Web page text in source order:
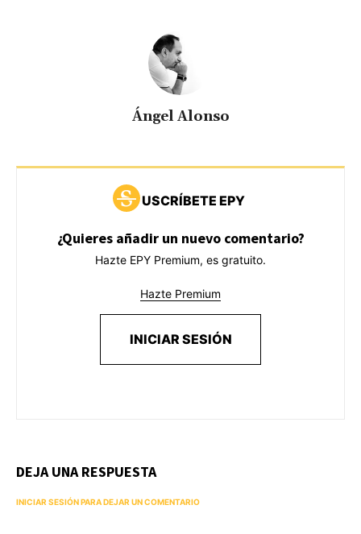
Ángel Alonso
USCRÍBETE EPY
¿Quieres añadir un nuevo comentario?
Hazte EPY Premium, es gratuito.
Hazte Premium
INICIAR SESIÓN
DEJA UNA RESPUESTA
INICIAR SESIÓN PARA DEJAR UN COMENTARIO